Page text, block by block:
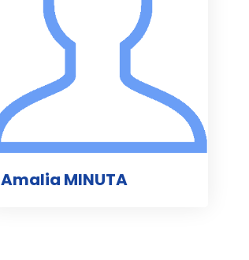
Amalia MINUTA